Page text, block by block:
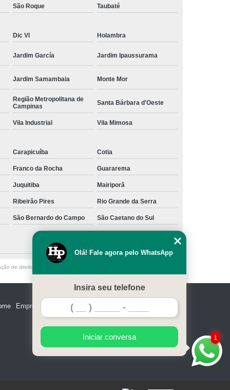
Roupas Masculinas na Moda
Social Roupas Sociais Masculinas
São Roque Taubaté
Dic VI Holambra
Jardim García Jardim Ipaussurama
Jardim Samambaia Monte Mor
Região Metropolitana de
Campinas
Santa Bárbara d'Oeste
Vila Industrial Vila Mimosa
Carapicuíba Cotia
Franco da Rocha Guararema
Juquitiba Mairiporã
Ribeirão Pires Rio Grande da Serra
São Bernardo do Campo São Caetano do Sul
de direito autoral – artigo 184 do Código Penal –
Empresa Serviços Contato
1
Olá! Fale agora pelo WhatsApp
Insira seu telefone
Iniciar conversa